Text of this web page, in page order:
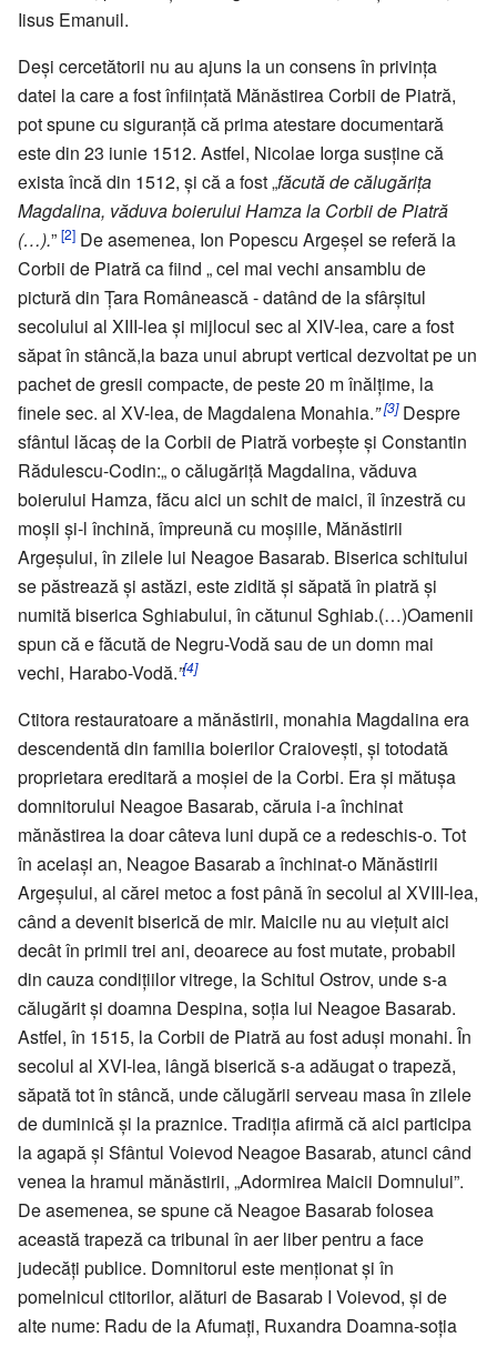
Iisus Emanuil.
Deşi cercetătorii nu au ajuns la un consens în privinţa
datei la care a fost înfiinţată Mănăstirea Corbii de Piatră,
pot spune cu siguranţă că prima atestare documentară
este din 23 iunie 1512. Astfel, Nicolae Iorga susţine că
exista încă din 1512, şi că a fost „făcută de călugăriţa
Magdalina, văduva boierului Hamza la Corbii de Piatră
(…).” [2] De asemenea, Ion Popescu Argeşel se referă la
Corbii de Piatră ca fiind „ cel mai vechi ansamblu de
pictură din Țara Românească - datând de la sfârşitul
secolului al XIII-lea şi mijlocul sec al XIV-lea, care a fost
săpat în stâncă,la baza unui abrupt vertical dezvoltat pe un
pachet de gresii compacte, de peste 20 m înălţime, la
finele sec. al XV-lea, de Magdalena Monahia.”[3] Despre
sfântul lăcaş de la Corbii de Piatră vorbeşte şi Constantin
Rădulescu-Codin:„ o călugăriţă Magdalina, văduva
boierului Hamza, făcu aici un schit de maici, îl înzestră cu
moşii şi-l închină, împreună cu moşiile, Mănăstirii
Argeşului, în zilele lui Neagoe Basarab. Biserica schitului
se păstrează şi astăzi, este zidită şi săpată în piatră şi
numită biserica Sghiabului, în cătunul Sghiab.(…)Oamenii
spun că e făcută de Negru-Vodă sau de un domn mai
vechi, Harabo-Vodă.”[4]
Ctitora restauratoare a mănăstirii, monahia Magdalina era
descendentă din familia boierilor Craioveşti, şi totodată
proprietara ereditară a moşiei de la Corbi. Era şi mătuşa
domnitorului Neagoe Basarab, căruia i-a închinat
mănăstirea la doar câteva luni după ce a redeschis-o. Tot
în acelaşi an, Neagoe Basarab a închinat-o Mănăstirii
Argeşului, al cărei metoc a fost până în secolul al XVIII-lea,
când a devenit biserică de mir. Maicile nu au vieţuit aici
decât în primii trei ani, deoarece au fost mutate, probabil
din cauza condițiilor vitrege, la Schitul Ostrov, unde s-a
călugărit şi doamna Despina, soţia lui Neagoe Basarab.
Astfel, în 1515, la Corbii de Piatră au fost aduşi monahi. În
secolul al XVI-lea, lângă biserică s-a adăugat o trapeză,
săpată tot în stâncă, unde călugării serveau masa în zilele
de duminică şi la praznice. Tradiţia afirmă că aici participa
la agapă şi Sfântul Voievod Neagoe Basarab, atunci când
venea la hramul mănăstirii, „Adormirea Maicii Domnului”.
De asemenea, se spune că Neagoe Basarab folosea
această trapeză ca tribunal în aer liber pentru a face
judecăţi publice. Domnitorul este menţionat şi în
pomelnicul ctitorilor, alături de Basarab I Voievod, şi de
alte nume: Radu de la Afumaţi, Ruxandra Doamna-soţia